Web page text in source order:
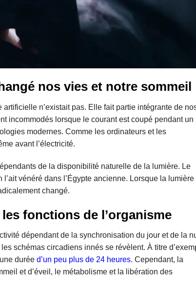
nos vies et notre sommeil
artificielle n’existait pas. Elle fait partie intégrante de
incommodés lorsque le courant est coupé pendant un
modernes. Comme les ordinateurs et les
avant l’électricité.
de la disponibilité naturelle de la lumière. Le
vénéré dans l’Égypte ancienne. Lorsque la lumière
changé.
fonctions de l’organisme
dépendant de la synchronisation du jour et de la
schémas circadiens innés se révèlent. À titre
durée d’un peu plus de 24 heures. Cependant, la
et d’éveil, le métabolisme et la libération des